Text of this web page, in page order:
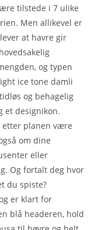
tilstede i 7 ulike
Men allikevel er
at havre gir
og typen
ice tone damli
og behagelig
et designikon.
etter planen være
om dine
eller
Og fortalt deg hvor
du spiste?
er klart for
blå headeren, hold